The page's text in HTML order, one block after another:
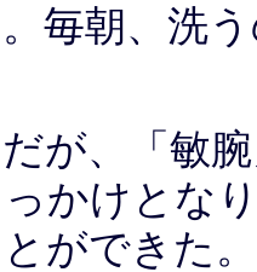
毎朝、洗
が、「敏
かけとな
ができた。